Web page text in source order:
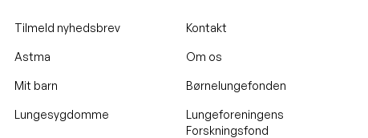
Tilmeld nyhedsbrev
Astma
Mit barn
Lungesygdomme
Kontakt
Om os
Børnelungefonden
Lungeforeningens
Forskningsfond